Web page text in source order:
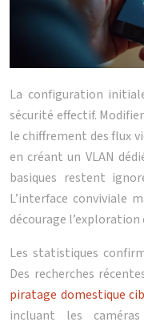
La configuration
sécurité effectif.
le chiffrement des flux
en créant un VLAN
basiques restent
L’interface conviviale
décourage l’exploration
Les statistiques
Des recherches
piratage domestique
incluant les